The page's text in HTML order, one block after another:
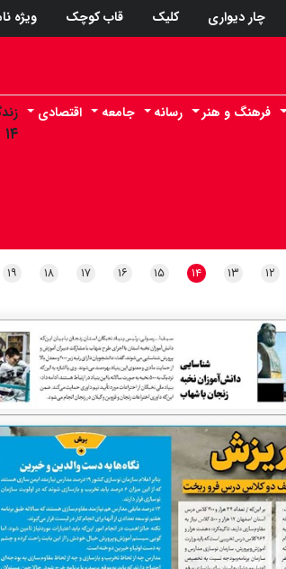
چار دیواری کلیک قاب کوچک ویژه
فرهنگ و هنر رسانه جامعه اقتصادی
۱۴
۱۲ ۱۳ ۱۴ ۱۵ ۱۶ ۱۷ ۱۸ ۱۹